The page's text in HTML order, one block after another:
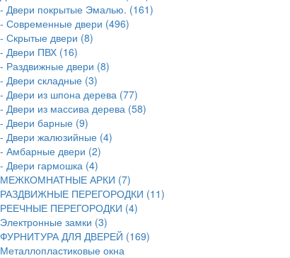
- Двери покрытые Эмалью. (161)
- Современные двери (496)
- Скрытые двери (8)
- Двери ПВХ (16)
- Раздвижные двери (8)
- Двери складные (3)
- Двери из шпона дерева (77)
- Двери из массива дерева (58)
- Двери барные (9)
- Двери жалюзийные (4)
- Амбарные двери (2)
- Двери гармошка (4)
МЕЖКОМНАТНЫЕ АРКИ (7)
РАЗДВИЖНЫЕ ПЕРЕГОРОДКИ (11)
РЕЕЧНЫЕ ПЕРЕГОРОДКИ (4)
Электронные замки (3)
ФУРНИТУРА ДЛЯ ДВЕРЕЙ (169)
Металлопластиковые окна